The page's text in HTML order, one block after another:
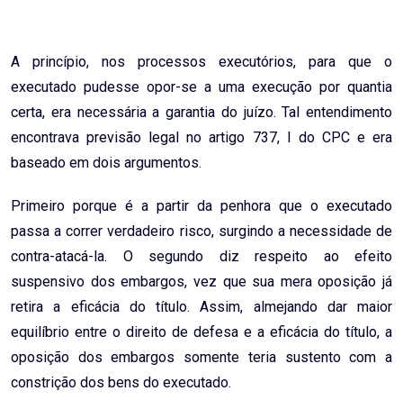
A princípio, nos processos executórios, para que o
executado pudesse opor-se a uma execução por quantia
certa, era necessária a garantia do juízo. Tal entendimento
encontrava previsão legal no artigo 737, I do CPC e era
baseado em dois argumentos.
Primeiro porque é a partir da penhora que o executado
passa a correr verdadeiro risco, surgindo a necessidade de
contra-atacá-la. O segundo diz respeito ao efeito
suspensivo dos embargos, vez que sua mera oposição já
retira a eficácia do título. Assim, almejando dar maior
equilíbrio entre o direito de defesa e a eficácia do título, a
oposição dos embargos somente teria sustento com a
constrição dos bens do executado.